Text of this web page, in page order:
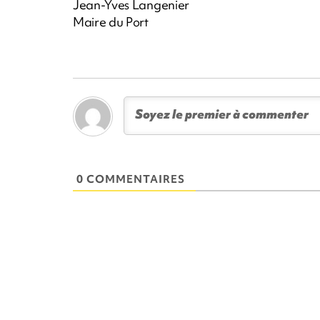
Jean-Yves Langenier
Maire du Port
0 COMMENTAIRES